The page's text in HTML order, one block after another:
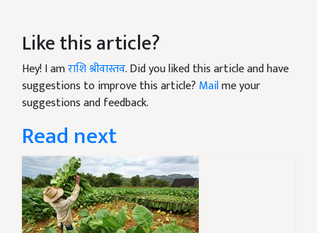
Like this article?
Hey! I amराशि श्रीवास्तव. Did you liked this article and have
suggestions to improve this article? Mailme your
suggestions and feedback.
Read next